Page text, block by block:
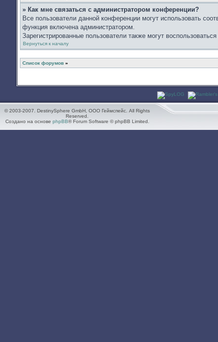
» Как мне связаться с администратором конференции?
Все пользователи данной конференции могут использовать
функция включена администратором.
Зарегистрированные пользователи также могут
Вернуться к началу
Список форумов »
© 2003-2007. DestinySphere GmbH, ООО Геймспейс. All Rights
Reserved.
Создано на основе phpBB® Forum Software © phpBB Limited.